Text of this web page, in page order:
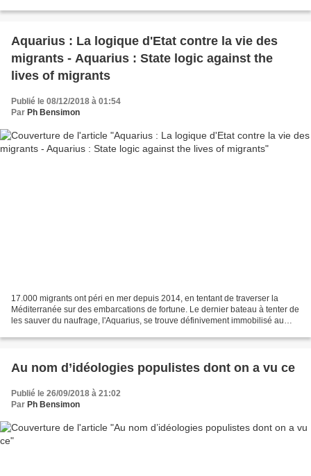
Aquarius : La logique d'Etat contre la vie des
migrants - Aquarius : State logic against the
lives of migrants
Publié le 08/12/2018 à 01:54
Par Ph Bensimon
17.000 migrants ont péri en mer depuis 2014, en tentant de traverser la
Méditerranée sur des embarcations de fortune. Le dernier bateau à tenter de
les sauver du naufrage, l'Aquarius, se trouve définivement immobilisé au
Au nom d’idéologies populistes dont on a vu ce
Publié le 26/09/2018 à 21:02
Par Ph Bensimon